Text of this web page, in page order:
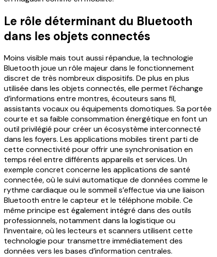
Le rôle déterminant du Bluetooth
dans les objets connectés
Moins visible mais tout aussi répandue, la technologie
Bluetooth joue un rôle majeur dans le fonctionnement
discret de très nombreux dispositifs. De plus en plus
utilisée dans les objets connectés, elle permet l’échange
d’informations entre montres, écouteurs sans fil,
assistants vocaux ou équipements domotiques. Sa portée
courte et sa faible consommation énergétique en font un
outil privilégié pour créer un écosystème interconnecté
dans les foyers. Les applications mobiles tirent parti de
cette connectivité pour offrir une synchronisation en
temps réel entre différents appareils et services. Un
exemple concret concerne les applications de santé
connectée, où le suivi automatique de données comme le
rythme cardiaque ou le sommeil s’effectue via une liaison
Bluetooth entre le capteur et le téléphone mobile. Ce
même principe est également intégré dans des outils
professionnels, notamment dans la logistique ou
l’inventaire, où les lecteurs et scanners utilisent cette
technologie pour transmettre immédiatement des
données vers les bases d’information centrales.